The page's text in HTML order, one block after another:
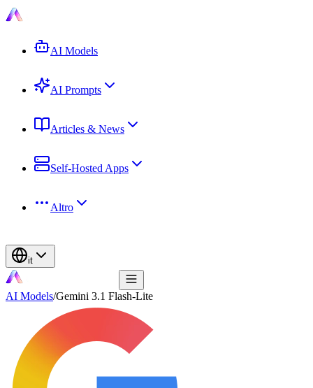
AI Models
AI Prompts
Articles & News
Self-Hosted Apps
Altro
it
AI Models/Gemini 3.1 Flash-Lite